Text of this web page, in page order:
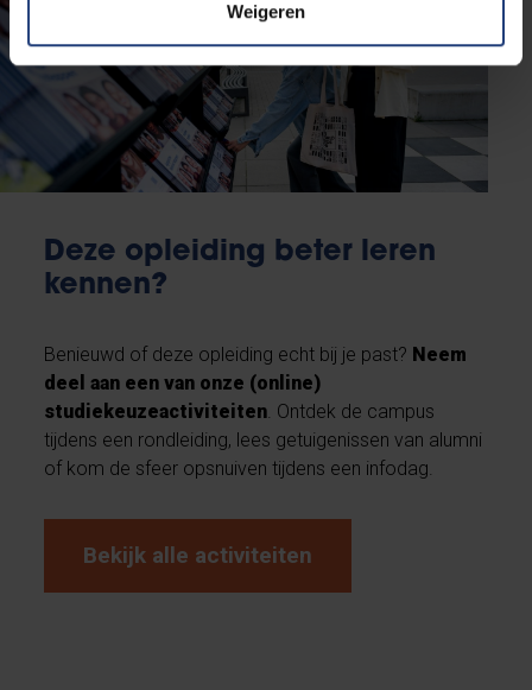
Weigeren
Deze opleiding beter leren
kennen?
Benieuwd of deze opleiding echt bij je past? Neem
deel aan een van onze (online)
studiekeuzeactiviteiten . Ontdek de campus
tijdens een rondleiding, lees getuigenissen van alumni
of kom de sfeer opsnuiven tijdens een infodag.
Bekijk alle activiteiten